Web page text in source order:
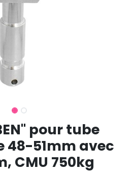
pour tube
48-51mm avec
CMU 750kg